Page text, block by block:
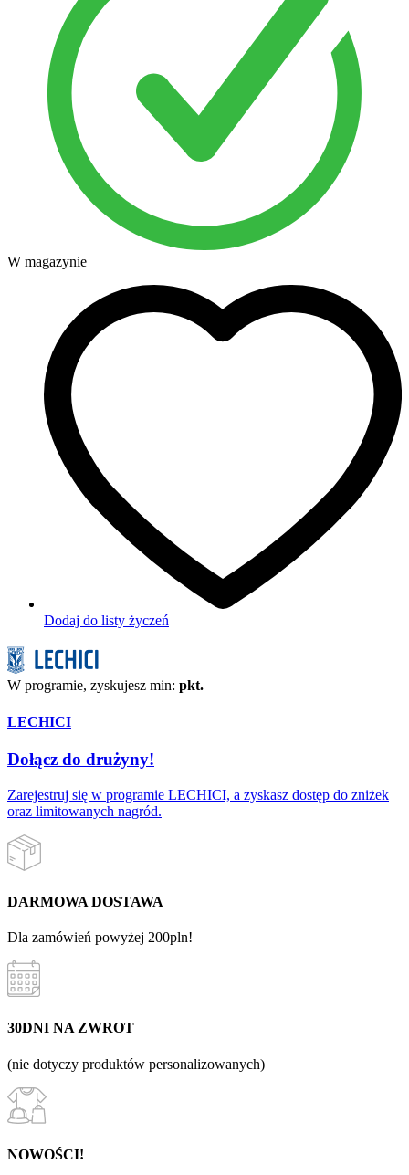
W magazynie
Dodaj do listy życzeń
W programie, zyskujesz min: pkt.
LECHICI
Dołącz do drużyny!
Zarejestruj się w programie LECHICI, a zyskasz dostęp do zniżek
oraz limitowanych nagród.
DARMOWA DOSTAWA
Dla zamówień powyżej 200pln!
30DNI NA ZWROT
(nie dotyczy produktów personalizowanych)
NOWOŚCI!